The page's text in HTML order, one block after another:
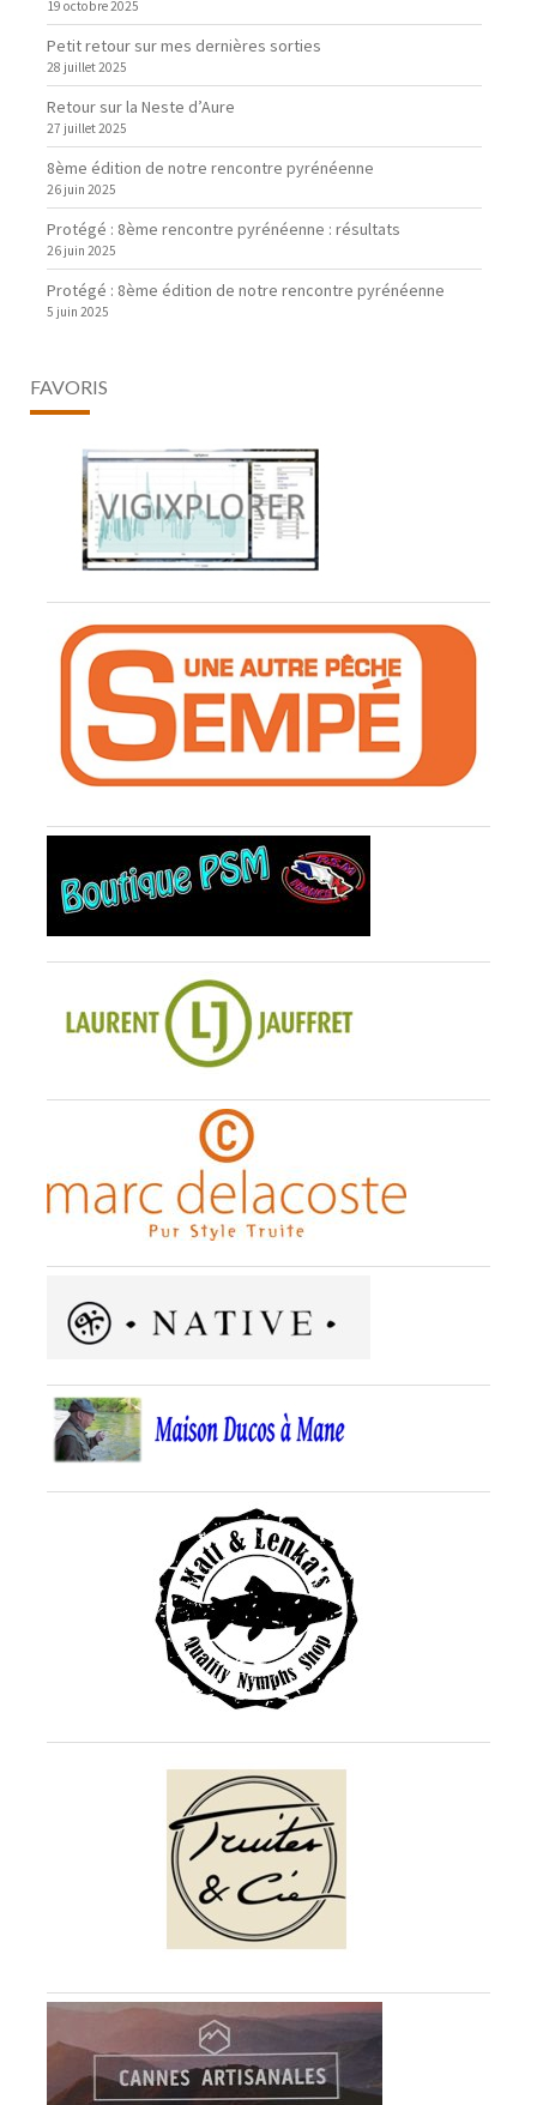
19 octobre 2025
Petit retour sur mes dernières sorties
28 juillet 2025
Retour sur la Neste d’Aure
27 juillet 2025
8ème édition de notre rencontre pyrénéenne
26 juin 2025
Protégé : 8ème rencontre pyrénéenne : résultats
26 juin 2025
Protégé : 8ème édition de notre rencontre pyrénéenne
5 juin 2025
FAVORIS